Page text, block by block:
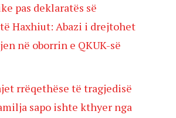
pas deklaratës së
Haxhiut: Abazi i drejtohet
në oborrin e QKUK-së
rrëqethëse të tragjedisë
sapo ishte kthyer nga